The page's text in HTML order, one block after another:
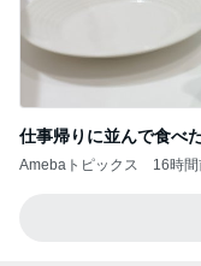
仕事帰りに並んで食べ
Amebaトピックス 16時